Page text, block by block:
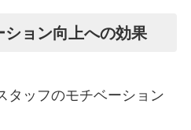
ョン向上への効果
タッフのモチベーション